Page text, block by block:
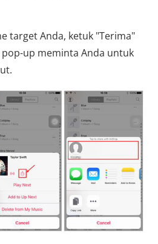
target Anda, ketuk "Terima"
up meminta Anda untuk